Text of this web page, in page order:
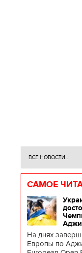
ВСЕ НОВОСТИ...
САМОЕ
На днях
Европы по